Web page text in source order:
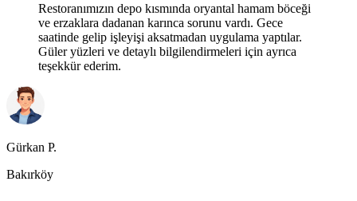
Restoranımızın depo kısmında oryantal hamam böceği
ve erzaklara dadanan karınca sorunu vardı. Gece
saatinde gelip işleyişi aksatmadan uygulama yaptılar.
Güler yüzleri ve detaylı bilgilendirmeleri için ayrıca
teşekkür ederim.
Gürkan P.
Bakırköy